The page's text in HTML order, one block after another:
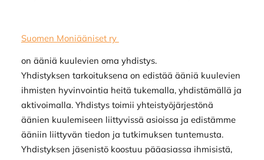
Suomen Moniääniset ry
on ääniä kuulevien oma yhdistys.
Yhdistyksen tarkoituksena on edistää ääniä kuulevien
ihmisten hyvinvointia heitä tukemalla, yhdistämällä ja
aktivoimalla. Yhdistys toimii yhteistyöjärjestönä
äänien kuulemiseen liittyvissä asioissa ja edistämme
ääniin liittyvän tiedon ja tutkimuksen tuntemusta.
Yhdistyksen jäsenistö koostuu pääasiassa ihmisistä,